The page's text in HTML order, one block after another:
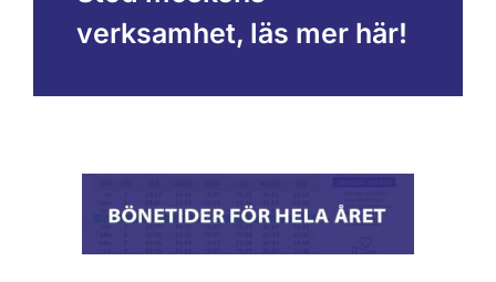
verksamhet, läs mer här!